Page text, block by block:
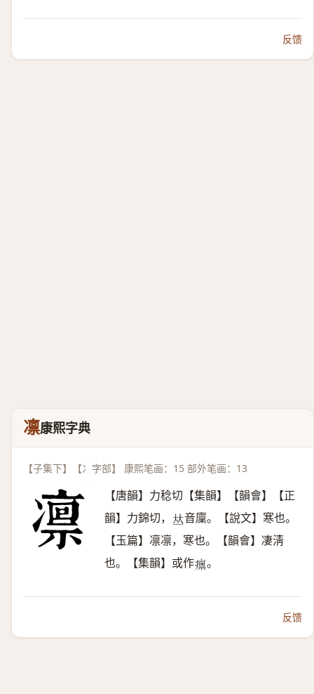
反馈
凛康熙字典
【子集下】【冫字部】 康熙笔画：15 部外笔画：13
【唐韻】力稔切【集韻】【韻會】【正
韻】力錦切， 𠀤音廩。【說文】寒也。
【玉篇】凛凛，寒也。【韻會】凄淸
也。【集韻】或作𤺡 。
反馈